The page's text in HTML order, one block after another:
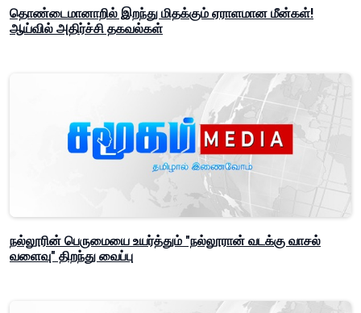
தொண்டைமானாறில் இறந்து மிதக்கும் ஏராளமான மீன்கள்!
ஆய்வில் அதிர்ச்சி தகவல்கள்
நல்லூரின் பெருமையை உயர்த்தும் "நல்லூரான் வடக்கு வாசல்
வளைவு" திறந்து வைப்பு